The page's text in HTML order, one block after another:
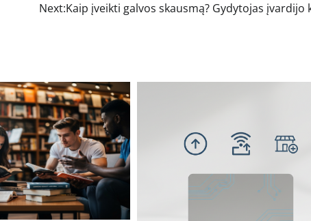
Next:Kaip įveikti galvos skausmą? Gydytojas įvardijo